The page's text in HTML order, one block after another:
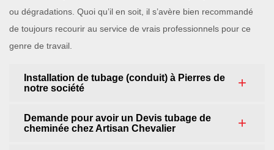
ou dégradations. Quoi qu’il en soit, il s’avère bien recommandé
de toujours recourir au service de vrais professionnels pour ce
genre de travail.
Installation de tubage (conduit) à Pierres de
notre société
Demande pour avoir un Devis tubage de
cheminée chez Artisan Chevalier